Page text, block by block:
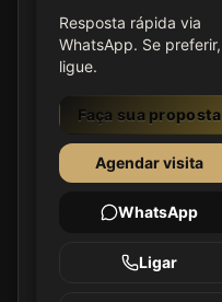
Resposta rápida via
WhatsApp. Se preferir,
ligue.
Faça sua proposta
Agendar visita
WhatsApp
Ligar